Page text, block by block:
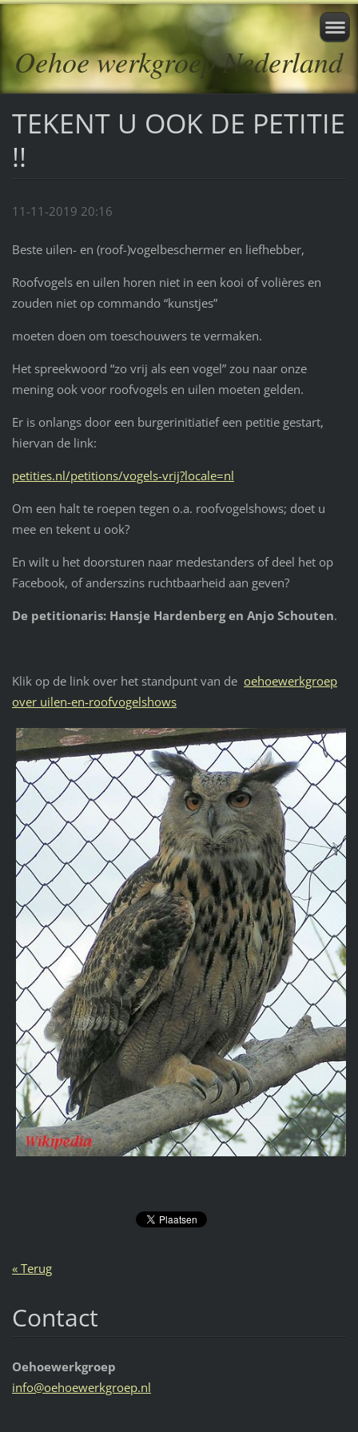
Oehoe werkgroep Nederland
TEKENT U OOK DE PETITIE
!!
11-11-2019 20:16
Beste uilen- en (roof-)vogelbeschermer en liefhebber,
Roofvogels en uilen horen niet in een kooi of volières en
zouden niet op commando “kunstjes”
moeten doen om toeschouwers te vermaken.
Het spreekwoord “zo vrij als een vogel” zou naar onze
mening ook voor roofvogels en uilen moeten gelden.
Er is onlangs door een burgerinitiatief een petitie gestart,
hiervan de link:
petities.nl/petitions/vogels-vrij?locale=nl
Om een halt te roepen tegen o.a. roofvogelshows; doet u
mee en tekent u ook?
En wilt u het doorsturen naar medestanders of deel het op
Facebook, of anderszins ruchtbaarheid aan geven?
De petitionaris: Hansje Hardenberg en Anjo Schouten.
Klik op de link over het standpunt van de oehoewerkgroep
over uilen-en-roofvogelshows
« Terug
Contact
Oehoewerkgroep
info@oehoewerkgroep.nl